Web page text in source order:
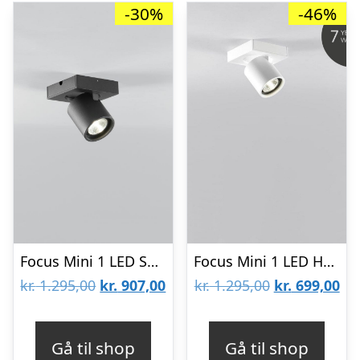
-30%
Focus Mini 1 LED Sort – 2700K Så længe lager haves- LIGHT-POINT
kr.1.295,00 Den
kr. 907,00Den
Gå til shop
-46%
Focus Mini 1 LED Hvid 3000K – Så længe lager haves -LIGHT-POINT
kr.1.295,00 Den
kr. 699,00
Gå til shop